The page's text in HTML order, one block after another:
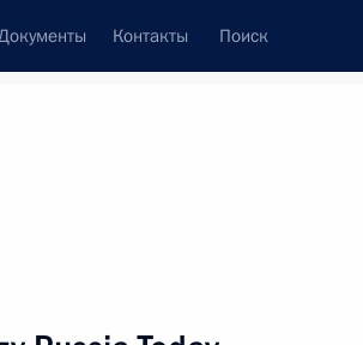
Контакты Поиск